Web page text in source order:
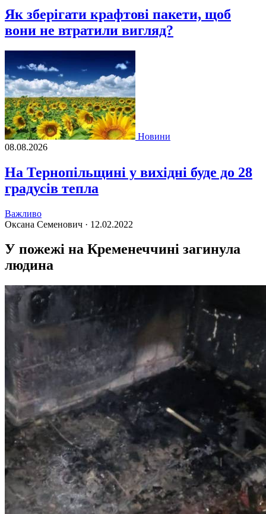
Як зберігати крафтові пакети, щоб
вони не втратили вигляд?
Новини
08.08.2026
На Тернопільщині у вихідні буде до 28
градусів тепла
Важливо
Оксана Семенович · 12.02.2022
У пожежі на Кременеччині загинула
людина